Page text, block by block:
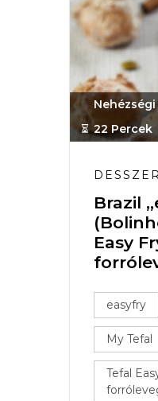
22 Percek
Brazil
Easy
easyfry
My Tefal
Tefal